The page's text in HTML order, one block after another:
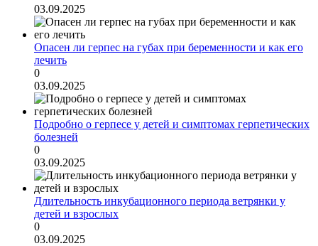
03.09.2025
Опасен ли герпес на губах при беременности и как его
лечить
0
03.09.2025
Подробно о герпесе у детей и симптомах герпетических
болезней
0
03.09.2025
Длительность инкубационного периода ветрянки у
детей и взрослых
0
03.09.2025